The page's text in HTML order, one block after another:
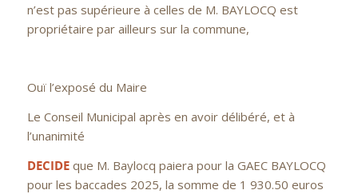
n’est pas supérieure à celles de M. BAYLOCQ est
propriétaire par ailleurs sur la commune,
Ouï l’exposé du Maire
Le Conseil Municipal après en avoir délibéré, et à
l’unanimité
DECIDEque M. Baylocq paiera pour la GAEC BAYLOCQ
pour les baccades 2025, la somme de 1 930.50 euros